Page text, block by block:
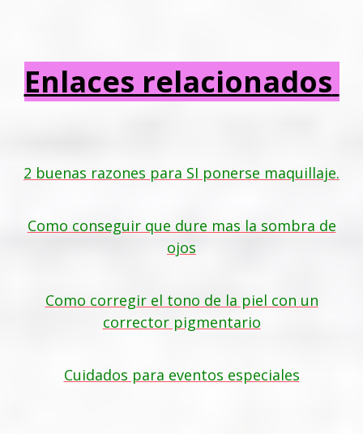
Enlaces relacionados
2 buenas razones para SI ponerse maquillaje.
Como conseguir que dure mas la sombra de
ojos
Como corregir el tono de la piel con un
corrector pigmentario
Cuidados para eventos especiales